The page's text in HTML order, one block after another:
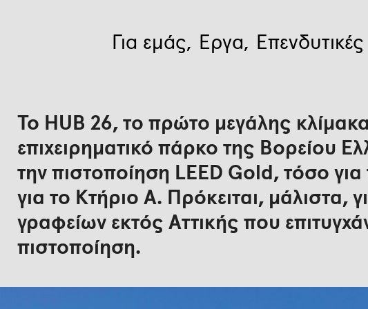
Για εμάς Έργα
Το HUB 26, το πρώτο μεγάλης
επιχειρηματικό πάρκο της Βορείου
την πιστοποίηση LEED Gold, τόσο
για το Κτήριο Α. Πρόκειται, μάλιστα,
γραφείων εκτός Αττικής που
πιστοποίηση.